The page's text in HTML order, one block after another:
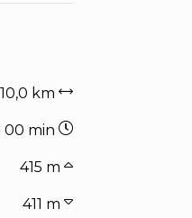
10,0 km
00 min
415 m
411 m